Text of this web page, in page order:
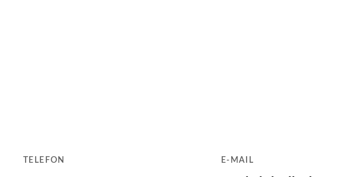
TELEFON E-MAIL